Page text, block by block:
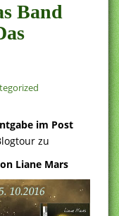
Band
im Post
zu
Liane Mars